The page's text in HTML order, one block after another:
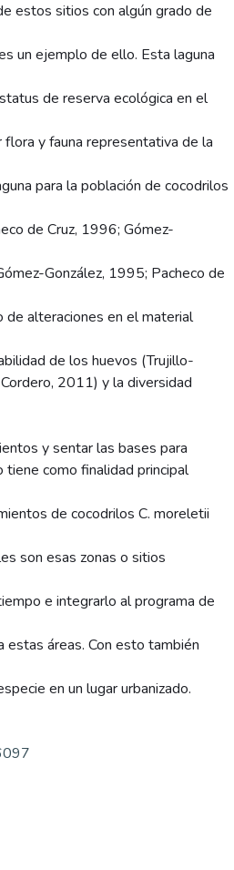
estos sitios con algún grado de
un ejemplo de ello. Esta laguna
de reserva ecológica en el
y fauna representativa de la
para la población de cocodrilos
de Cruz, 1996; Gómez-
González, 1995; Pacheco de
alteraciones en el material
de los huevos (Trujillo-
2011) y la diversidad
y sentar las bases para
como finalidad principal
de cocodrilos C. moreletii
son esas zonas o sitios
e integrarlo al programa de
estas áreas. Con esto también
en un lugar urbanizado.